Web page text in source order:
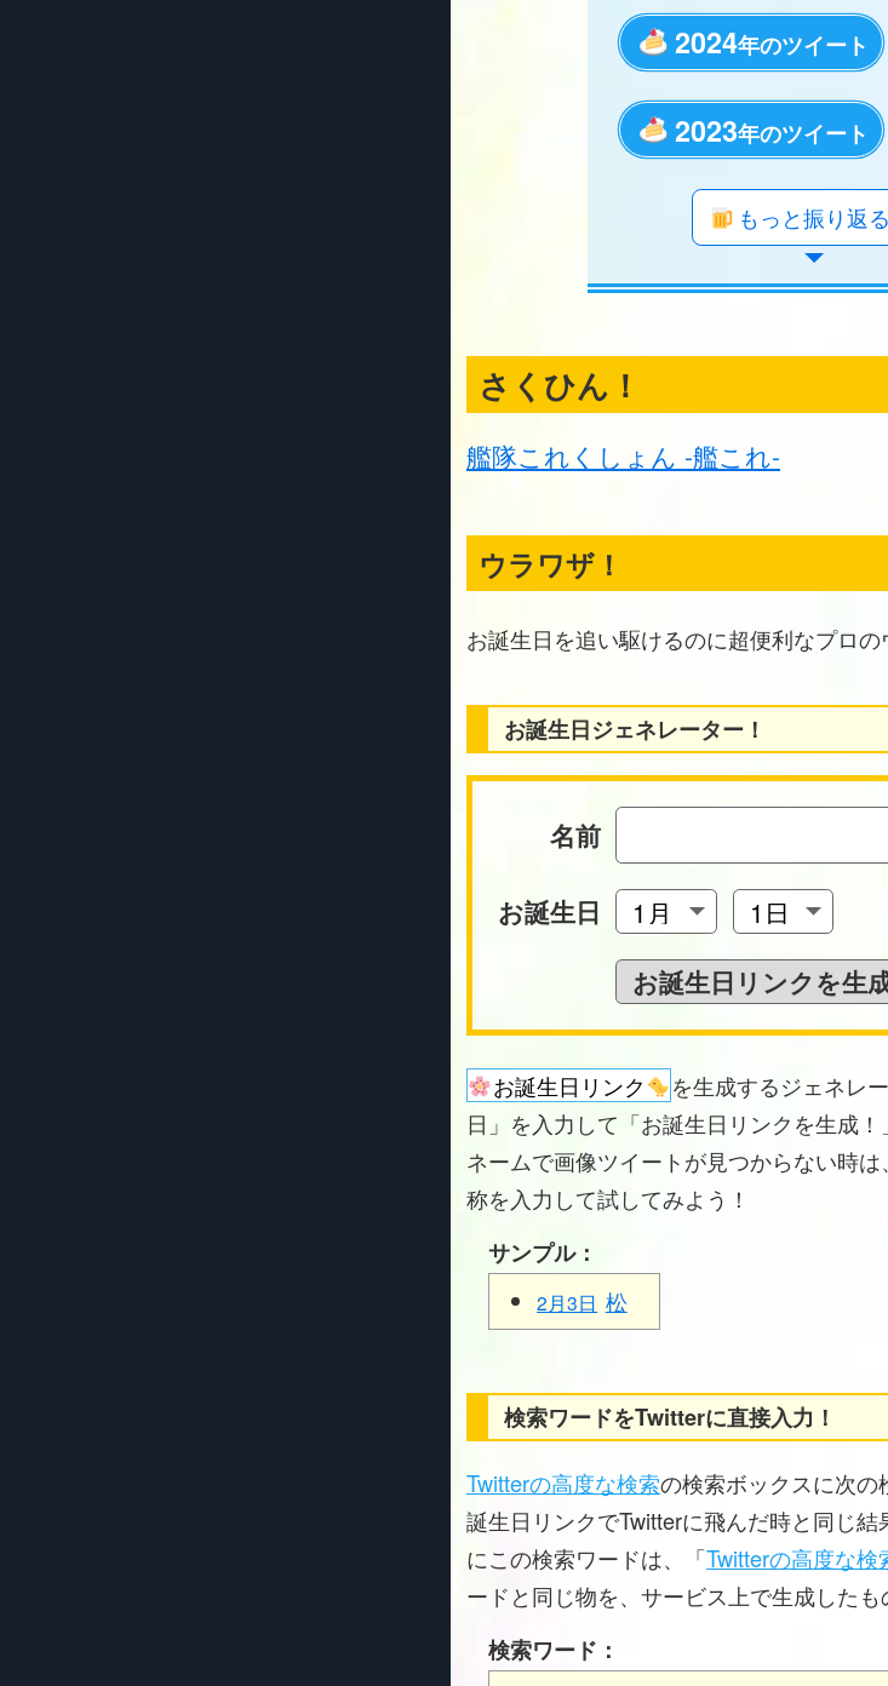
2024年のツイート
2023年のツイート
年のツイート
年のツイート
年のツイート
年のツイート
年のツイート
年のツイート
年のツイート
年のツイート
年のツイート
年のツイート
年のツイート
年のツイート
年のツイート
年のツイート
年のツイート
年のツイート
年のツイート
もっと振り返る
さくひん！
艦隊これくしょん -艦これ-
ウラワザ！
お誕生日ジェネレーター！
名前
お誕生日
お誕生日リンク
を生成するジェネレ
日」を入力して「お誕生日リンクを生成
ネームで画像ツイートが見つからない時
称を入力して試してみよう！
サンプル：
2月3日 松
検索ワードをTwitterに直接入力！
Twitterの高度な検索の検索ボックスに次
誕生日リンクでTwitterに飛んだ時と同じ
にこの検索ワードは、「Twitterの高度な検
ードと同じ物を、サービス上で生成したも
検索ワード：